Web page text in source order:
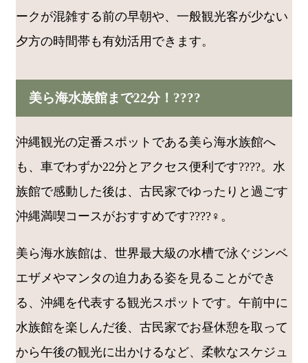
ークが混雑する前の早朝や、一般観光客が少ない
夕方の時間帯も有効活用できます。
美ら海水族館まで22分！????
沖縄観光の定番スポットである美ら海水族館へ
も、車でわずか22分とアクセス便利です????。水
族館で感動した後は、古民家でゆったりと過ごす
沖縄満喫コースがおすすめです????‍♀️。
美ら海水族館は、世界最大級の水槽で泳ぐジンベ
エザメやマンタの迫力ある姿を見ることができ
る、沖縄を代表する観光スポットです。午前中に
水族館を楽しんだ後、古民家でお昼休憩を取って
から午後の観光に出かけるなど、柔軟なスケジュ